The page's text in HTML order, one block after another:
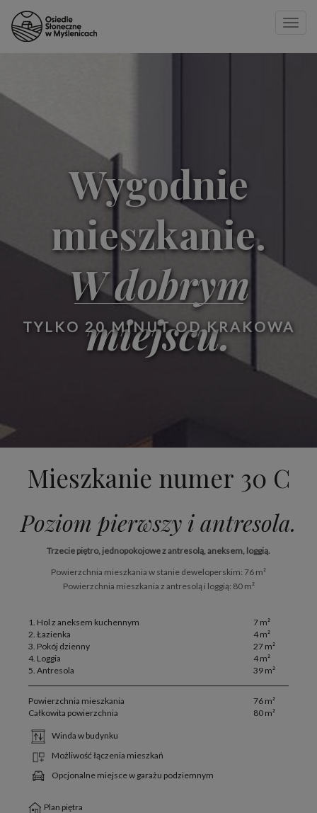
Toggle
Strona główna»30 C
Wygodnie
mieszkanie.
W dobrym
miejscu.
TYLKO 20 MINUT OD KRAKOWA
Mieszkanie numer 30 C
Poziom pierwszy i antresola.
Trzecie piętro, jednopokojowe z antresolą, aneksem, loggią.
Powierzchnia mieszkania w stanie deweloperskim: 76 m²
Powierzchnia mieszkania z antresolą i loggią: 80 m²
1. Hol z aneksem kuchennym
7 m²
2. Łazienka
4 m²
3. Pokój dzienny
27 m²
4. Loggia
4 m²
5. Antresola
39 m²
Powierzchnia mieszkania
76 m²
Całkowita powierzchnia
80 m²
Winda w budynku
Możliwość łączenia mieszkań
Opcjonalne miejsce w garażu podziemnym
Plan piętra